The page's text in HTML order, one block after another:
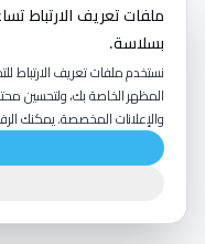
2026
بسلاسة.
المظهر الخاصة بك، ولتحسين
والإعلانات المخصصة. يمكنك